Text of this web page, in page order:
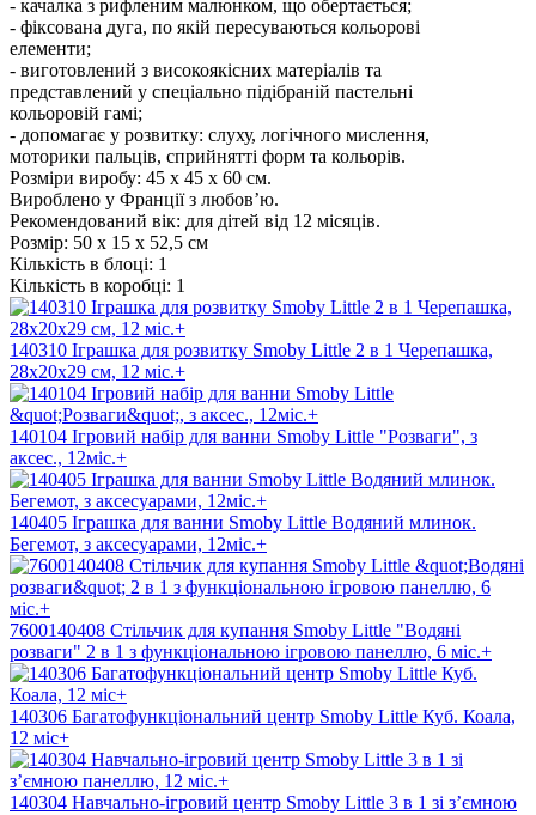
- качалка з рифленим малюнком, що обертається;
- фіксована дуга, по якій пересуваються кольорові
елементи;
- виготовлений з високоякісних матеріалів та
представлений у спеціально підібраній пастельні
кольоровій гамі;
- допомагає у розвитку: слуху, логічного мислення,
моторики пальців, сприйнятті форм та кольорів.
Розміри виробу: 45 х 45 х 60 см.
Вироблено у Франції з любов’ю.
Рекомендований вік: для дітей від 12 місяців.
Розмір: 50 x 15 x 52,5 см
Кількість в блоці: 1
Кількість в коробці: 1
140310 Іграшка для розвитку Smoby Little 2 в 1 Черепашка,
28x20x29 см, 12 міс.+
140104 Ігровий набір для ванни Smoby Little "Розваги", з
аксес., 12міс.+
140405 Іграшка для ванни Smoby Little Водяний млинок.
Бегемот, з аксесуарами, 12міс.+
7600140408 Стільчик для купання Smoby Little "Водяні
розваги" 2 в 1 з функціональною ігровою панеллю, 6 міс.+
140306 Багатофункціональний центр Smoby Little Куб. Коала,
12 міс+
140304 Навчально-ігровий центр Smoby Little 3 в 1 зі з’ємною